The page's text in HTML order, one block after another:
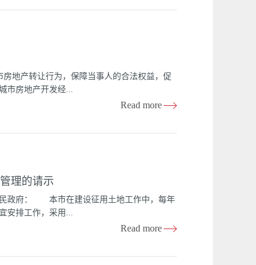
区（县）国土资源分局具体负责的土地权属
民政府做出处理决定。五、在土地权属争议解
源分局具体负责以下土地权属争议案件的受
（三）本区（县）行政区域内土地所有权争议
产转让行为，保障当事人的合法权益，促
市房地产开发经...
有规定的从其规定。 第四条 房地产转让
作价入股或者作为合作条件与他人成立
合并、分立，使房地产权属发生变更的；
管理局(以下简称区、县国土房管局)负责本行
Read more
理的请示
民政府： 本市在建设征用土地工作中，每年
安排工作，采用...
Read more